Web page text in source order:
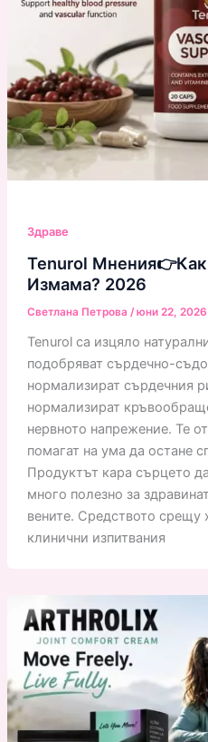
Здраве
Tenurol
Измама? 2026
Светлана Петрова /юни 22, 2026
Tenurol са изцяло
подобряват сърдечно-
нормализират сърдечния
нормализират
нервното напрежение. Те
помагат на ума да остане
Продуктът кара сърцето
много полезно за
вените. Средството срещу
клинични изпитвания